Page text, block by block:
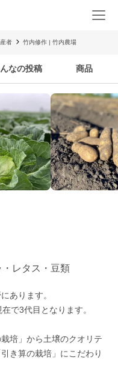
者 竹内修作 | 竹内農場
なの投稿 商品
レタス・豆類
あります。
で3代目となります。
培」から土壌のクオリテ
き算の栽培」にこだわり